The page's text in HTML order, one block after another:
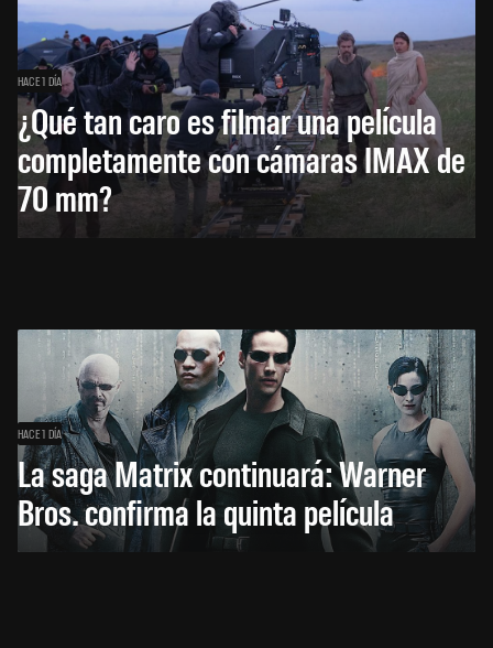
HACE 1 DÍA
¿Qué tan caro es filmar una película
completamente con cámaras IMAX de
70 mm?
HACE 1 DÍA
La saga Matrix continuará: Warner
Bros. confirma la quinta película